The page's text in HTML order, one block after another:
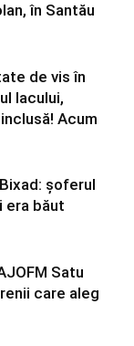
în Santău
de vis în
lacului,
Acum
șoferul
era băut
Satu
care aleg